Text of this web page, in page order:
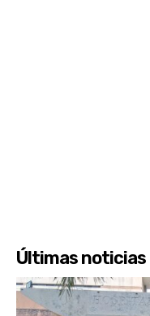
Últimas noticias